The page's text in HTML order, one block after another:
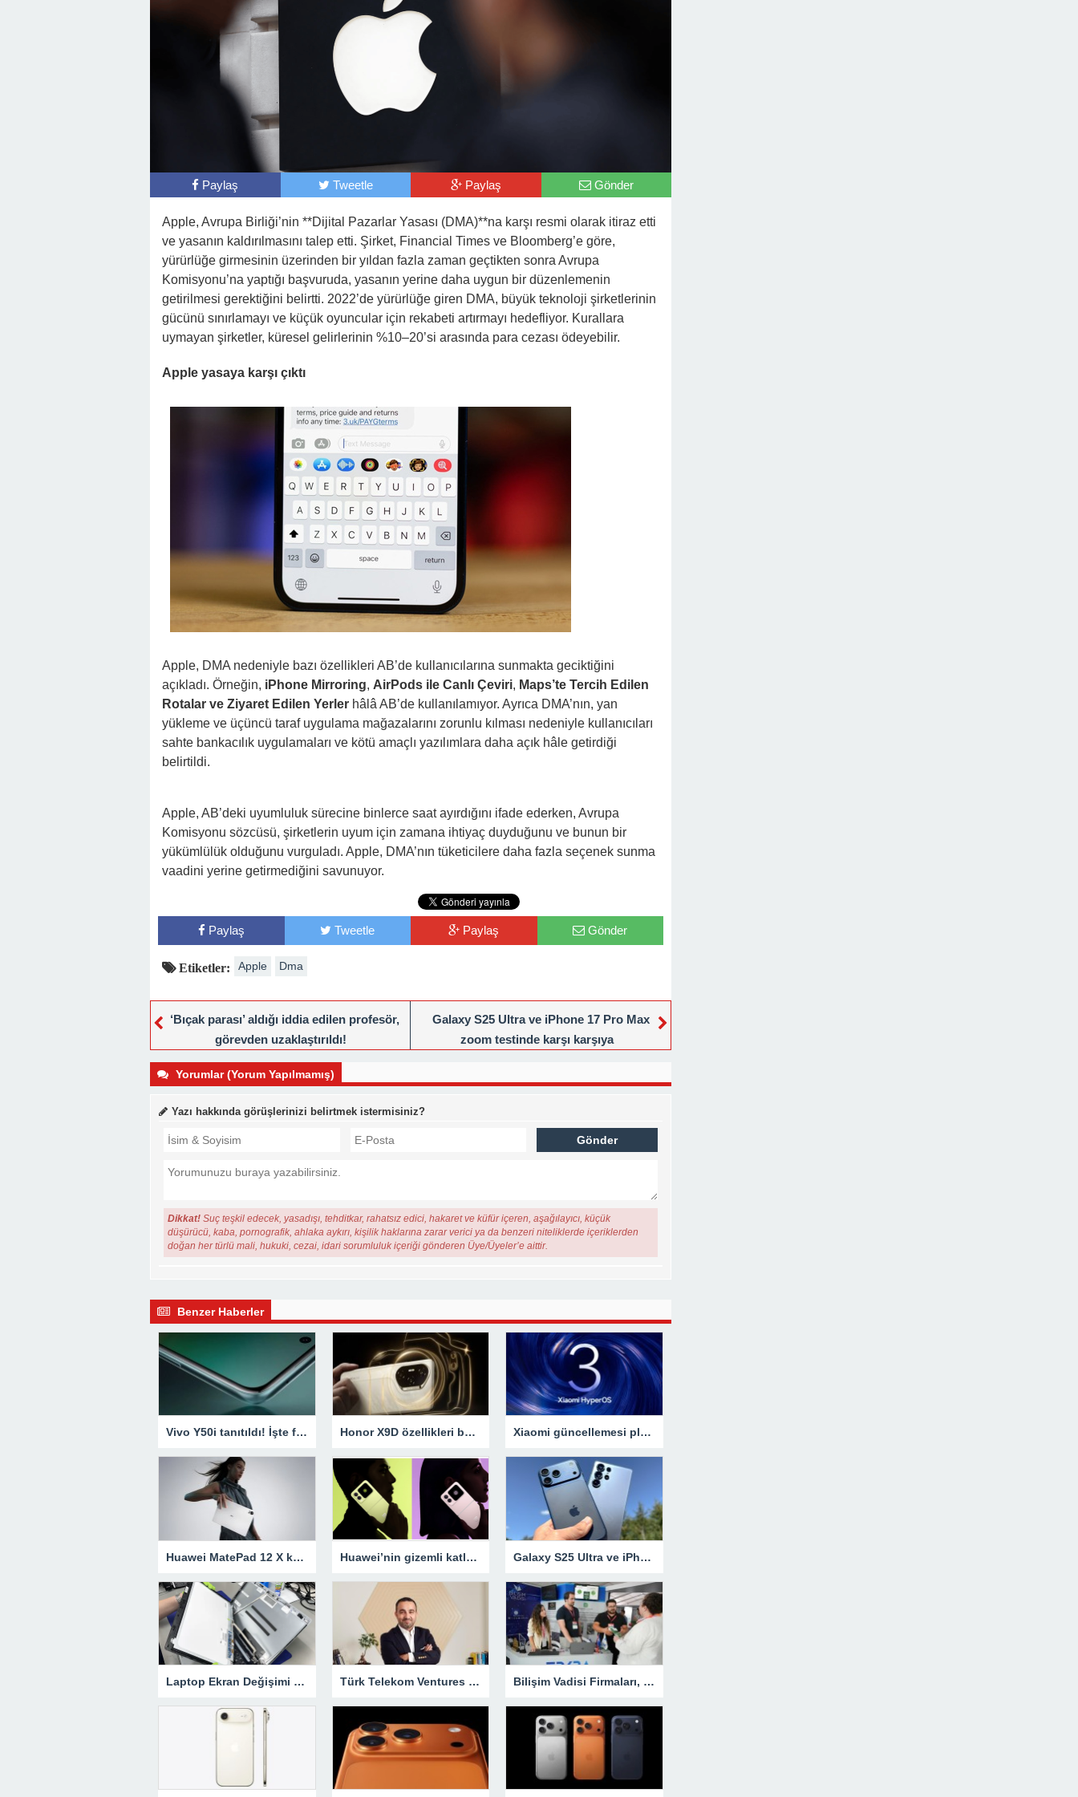
Paylaş Tweetle Paylaş Gönder
Apple, Avrupa Birliği’nin **Dijital Pazarlar Yasası (DMA)**na karşı resmi olarak itiraz etti
ve yasanın kaldırılmasını talep etti. Şirket, Financial Times ve Bloomberg’e göre,
yürürlüğe girmesinin üzerinden bir yıldan fazla zaman geçtikten sonra Avrupa
Komisyonu’na yaptığı başvuruda, yasanın yerine daha uygun bir düzenlemenin
getirilmesi gerektiğini belirtti. 2022’de yürürlüğe giren DMA, büyük teknoloji şirketlerinin
gücünü sınırlamayı ve küçük oyuncular için rekabeti artırmayı hedefliyor. Kurallara
uymayan şirketler, küresel gelirlerinin %10–20’si arasında para cezası ödeyebilir.
Apple yasaya karşı çıktı
Apple, DMA nedeniyle bazı özellikleri AB’de kullanıcılarına sunmakta geciktiğini
açıkladı. Örneğin, iPhone Mirroring, AirPods ile Canlı Çeviri, Maps’te Tercih Edilen
Rotalar ve Ziyaret Edilen Yerler hâlâ AB’de kullanılamıyor. Ayrıca DMA’nın, yan
yükleme ve üçüncü taraf uygulama mağazalarını zorunlu kılması nedeniyle kullanıcıları
sahte bankacılık uygulamaları ve kötü amaçlı yazılımlara daha açık hâle getirdiği
belirtildi.
Apple, AB’deki uyumluluk sürecine binlerce saat ayırdığını ifade ederken, Avrupa
Komisyonu sözcüsü, şirketlerin uyum için zamana ihtiyaç duyduğunu ve bunun bir
yükümlülük olduğunu vurguladı. Apple, DMA’nın tüketicilere daha fazla seçenek sunma
vaadini yerine getirmediğini savunuyor.
Paylaş Tweetle Paylaş Gönder
Etiketler: Apple Dma
‘Bıçak parası’ aldığı iddia edilen profesör,
görevden uzaklaştırıldı!
Galaxy S25 Ultra ve iPhone 17 Pro Max
zoom testinde karşı karşıya
Yorumlar (Yorum Yapılmamış)
Yazı hakkında görüşlerinizi belirtmek istermisiniz?
Dikkat! Suç teşkil edecek, yasadışı, tehditkar, rahatsız edici, hakaret ve küfür içeren, aşağılayıcı, küçük
düşürücü, kaba, pornografik, ahlaka aykırı, kişilik haklarına zarar verici ya da benzeri niteliklerde içeriklerden
doğan her türlü mali, hukuki, cezai, idari sorumluluk içeriği gönderen Üye/Üyeler’e aittir.
Benzer Haberler
Vivo Y50i tanıtıldı! İşte fiyatı ve özellikleri Honor X9D özellikleri belli oldu Xiaomi güncellemesi planı için yeni gelişmeler!
Huawei MatePad 12 X küresel pazarlarda tanıtıldı! İşte özellikleri Huawei’nin gizemli katlanabilir telefonu ortaya çıktı! Galaxy S25 Ultra ve iPhone 17 Pro Max zoom testinde karşı karşıya
Laptop Ekran Değişimi ve Tamiri: Fiyat, Süreç ve Detaylar Türk Telekom Ventures geleceğin girişimlerini dünya sahnesine taşıyor Bilişim Vadisi Firmaları, ISIF’25’te Yenilikçi Teknolojileriyle Sahne Alıyor